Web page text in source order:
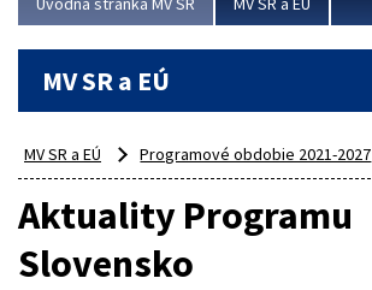
Viac
MV SR a EÚ
MV SR a EÚ Programové obdobie 2021-2027
Aktuality Programu
Slovensko